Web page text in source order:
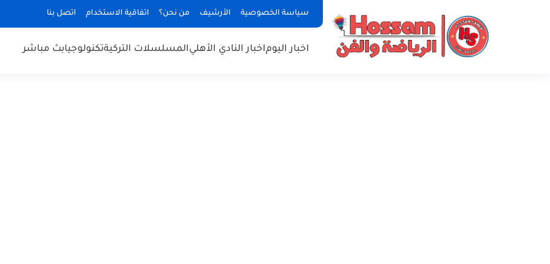
سياسة الخصوصية الأرشيف من نحن؟ اتفاقية الاستخدام اتصل بنا
اخبار اليوماخبار النادي الأهليالمسلسلات التركيةتكنولوجيابث مباشر